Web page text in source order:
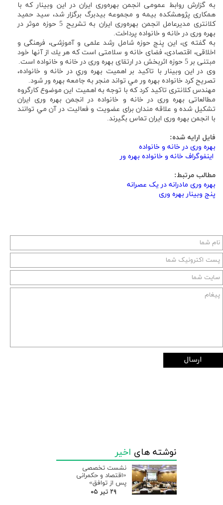
به گزارش روابط عمومی انجمن بهره‌وری ایران در این وبینار که با
همکاری پژوهشکده بیمه و مجموعه بیدبرگ برگزار شد، سيد حميد
كلانتری مديرعامل انجمن بهره‌وری ايران به تشريح 5 حوزه موثر در
بهره وری در خانه و خانواده پرداخت.
به گفته ی، اين پنج حوزه شامل رشد علمی و آموزشی، فرهنگی و
اخلاقی، اقتصادی، فضای خانه و سلامتی است كه هر يك از آنها خود
مبتنی بر 5 حوزه اثربخش در ارتقای بهره وری در خانه و خانواده است.
وی در اين وبينار با تاكيد بر اهميت بهره وري در خانه و خانواده،
تصريح كرد خانواده بهره ور مي تواند منجر به جامعه بهره ور شود.
مهندس كلانتری تاكيد كرد كه با توجه به اهميت اين موضوع كارگروه
مطالعاتی بهره وری در خانه و خانواده در انجمن بهره وری ايران
تشكيل شده و علاقه مندان برای عضويت و فعاليت در آن مي توانند
با انجمن بهره وری ايران تماس بگيرند.
فایل ارایه شده:
بهره وری در خانه و خانواده
اینفوگراف خانه و خانواده بهره ور
مطالب مرتبط:
بهره وری مادرانه در یک عصرانه
پنج وبینار بهره وری
ارسال
نوشته های اخیر
نشست تخصصی
«اقتصاد و حکمرانی
پس از توافق»
۲۹ تیر ۰۵